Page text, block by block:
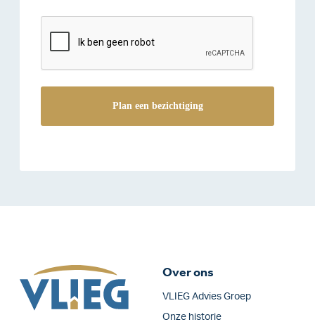
Over ons
VLIEG Advies Groep
Onze historie